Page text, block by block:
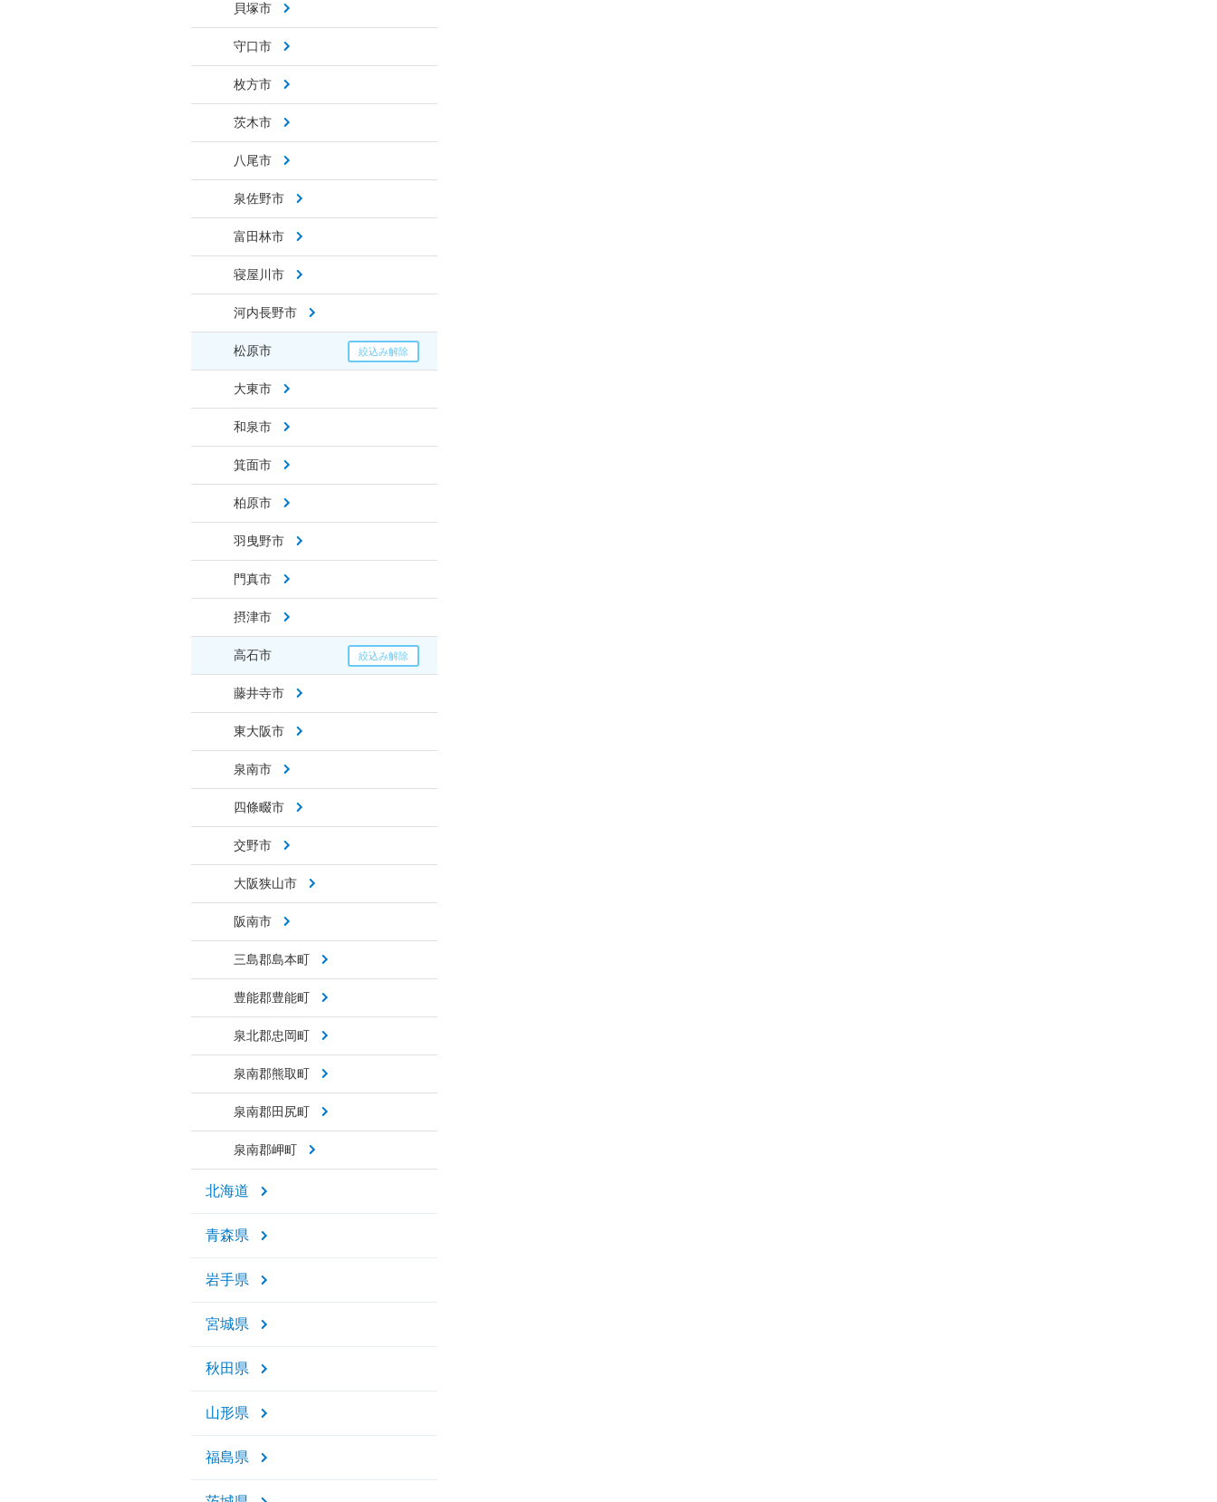
貝塚市
守口市
枚方市
茨木市
八尾市
泉佐野市
富田林市
寝屋川市
河内長野市
松原市
大東市
和泉市
箕面市
柏原市
羽曳野市
門真市
摂津市
高石市
藤井寺市
東大阪市
泉南市
四條畷市
交野市
大阪狭山市
阪南市
三島郡島本町
豊能郡豊能町
泉北郡忠岡町
泉南郡熊取町
泉南郡田尻町
泉南郡岬町
北海道
青森県
岩手県
宮城県
秋田県
山形県
福島県